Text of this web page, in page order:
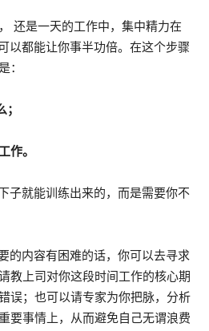
还是一天的工作中，集中精力在
以都能让你事半功倍。在这个步骤
：
作。
子就能训练出来的，而是需要你不
的内容有困难的话，你可以去寻求
教上司对你这段时间工作的核心期
误；也可以请专家为你把脉，分析
要事情上，从而避免自己无谓浪费